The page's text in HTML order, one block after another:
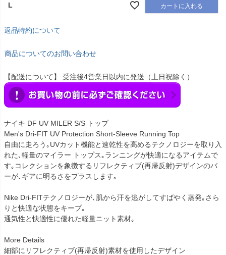
L カートに入れる
返品特約について
商品についてのお問い合わせ
【配送について】 受注後4営業日以内に発送（土日祝除く）
ナイキ DF UV MILER S/S トップ
Men's Dri-FIT UV Protection Short-Sleeve Running Top
自由に走ろう｡UVカット機能と速乾性を高めるテクノロジーを取り入
れた､軽量のマイラー トップス｡ランニングが快適になるアイテムで
す｡コレクションを象徴するリフレクティブ(再帰反射)デザインのバ
ーが､ギアに明るさをプラスします｡
Nike Dri-FITテクノロジーが､肌から汗を逃がしてすばやく蒸発｡さら
りと快適な状態をキープ｡
通気性と快適性に優れた軽量ニット素材｡
More Details
細部にリフレクティブ(再帰反射)素材を使用したデザイン